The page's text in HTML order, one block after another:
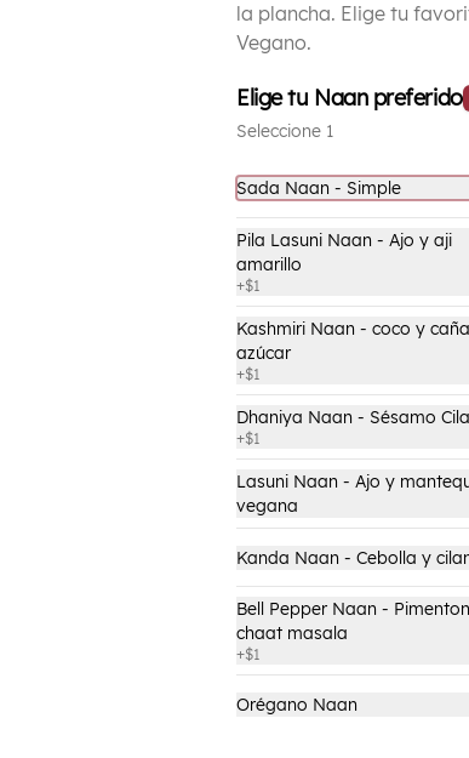
Tikka Masala
Curry con salsa ligeramente
pimentón y 10 tipos de especias. Es
uno de los clásicos de la cocina
India y puedes acompañarlo como
Kashmiri Pulao
Arroz Basmati de selección con
frutos secos y frutas frescas
la plancha. Elige tu
Vegano.
Elige tu Naan preferido
Seleccione 1
Sada Naan - Simple
Pila Lasuni Naan - Ajo y aji
amarillo
+$1
Kashmiri Naan - coco y caña de
azúcar
+$1
Dhaniya Naan - Sésamo
+$1
Lasuni Naan - Ajo y
vegana
Kanda Naan - Cebolla y
Bell Pepper Naan -
chaat masala
+$1
Orégano Naan